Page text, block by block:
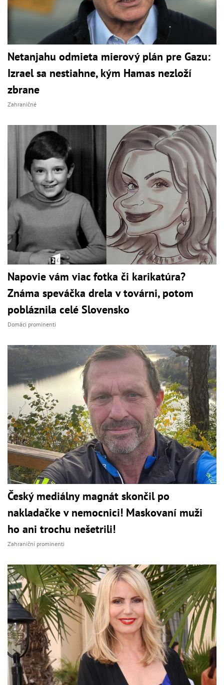
Netanjahu odmieta mierový plán pre Gazu:
Izrael sa nestiahne, kým Hamas nezloží
zbrane
Zahraničné
Napovie vám viac fotka či karikatúra?
Známa speváčka drela v továrni, potom
pobláznila celé Slovensko
Domáci prominenti
Český mediálny magnát skončil po
nakladačke v nemocnici! Maskovaní muži
ho ani trochu nešetrili!
Zahraniční prominenti